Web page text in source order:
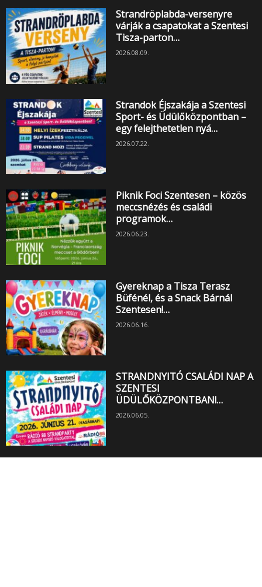
Strandröplabda-versenyre
várják a csapatokat a Szentesi
Tisza-parton…
2026.08.09.
Strandok Éjszakája a Szentesi
Sport- és Üdülőközpontban –
egy felejthetetlen nyá…
2026.07.22.
Piknik Foci Szentesen – közös
meccsnézés és családi
programok…
2026.06.23.
Gyereknap a Tisza Terasz
Büfénél, és a Snack Bárnál
Szentesen!…
2026.06.16.
STRANDNYITÓ CSALÁDI NAP A
SZENTESI
ÜDÜLŐKÖZPONTBAN!…
2026.06.05.